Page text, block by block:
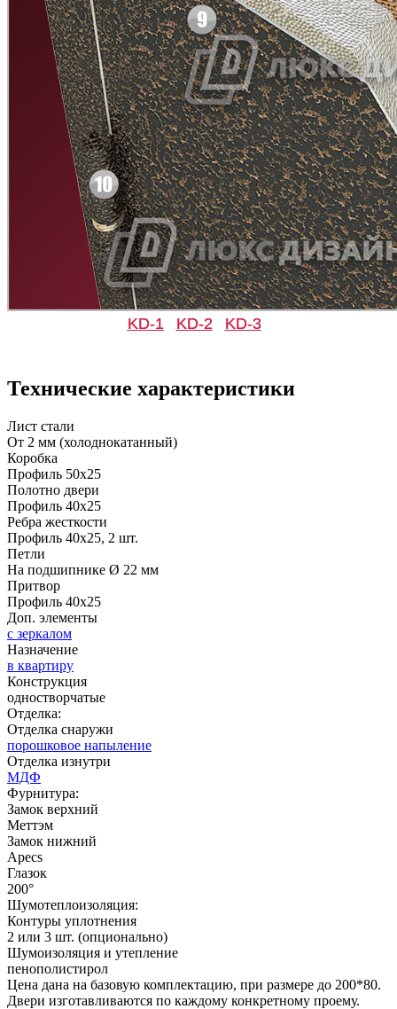
Д-11 СС Д-15 60
Д-35 С
Д-36 46 30
Д-36 С
KD-1 KD-2 KD-3
Технические характеристики
Лист стали
От 2 мм (холоднокатанный)
Коробка
Профиль 50х25
Полотно двери
Профиль 40х25
Ребра жесткости
Профиль 40х25, 2 шт.
Петли
На подшипнике Ø 22 мм
Притвор
Профиль 40х25
Доп. элементы
с зеркалом
Назначение
в квартиру
Конструкция
одностворчатые
Отделка:
Отделка снаружи
порошковое напыление
Отделка изнутри
МДФ
Фурнитура:
Замок верхний
Меттэм
Замок нижний
Apecs
Глазок
200°
Шумотеплоизоляция:
Контуры уплотнения
2 или 3 шт. (опционально)
Шумоизоляция и утепление
пенополистирол
Цена дана на базовую комплектацию, при размере до 200*80.
Двери изготавливаются по каждому конкретному проему.